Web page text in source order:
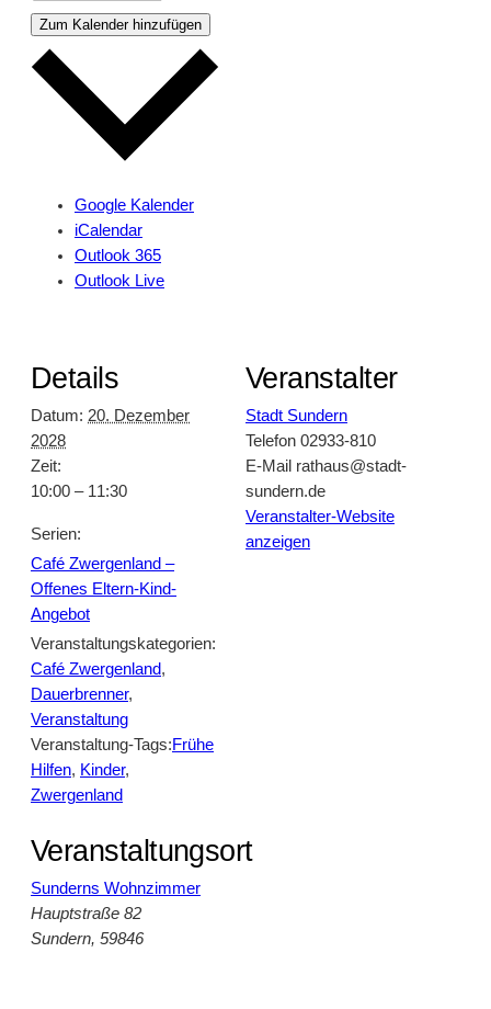
Zum Kalender hinzufügen
Google Kalender
iCalendar
Outlook 365
Outlook Live
Details
Datum: 20. Dezember
2028
Zeit:
10:00 – 11:30
Serien:
Café Zwergenland –
Offenes Eltern-Kind-
Angebot
Veranstaltungskategorien:
Café Zwergenland,
Dauerbrenner,
Veranstaltung
Veranstaltung-Tags:Frühe
Hilfen, Kinder,
Zwergenland
Veranstaltungsort
Sunderns Wohnzimmer
Hauptstraße 82
Sundern, 59846
Veranstalter
Stadt Sundern
Telefon 02933-810
E-Mail rathaus@stadt-
sundern.de
Veranstalter-Website
anzeigen